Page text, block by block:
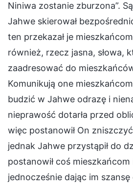
Niniwa zostanie zburzona”.
Jahwe skierował
ten przekazał je
również, rzecz jasna, słowa,
zaadresować do
Komunikują one
budzić w Jahwe odrazę i
nieprawość dotarła przed
więc postanowił On
jednak Jahwe przystąpił do
postanowił coś
jednocześnie dając im